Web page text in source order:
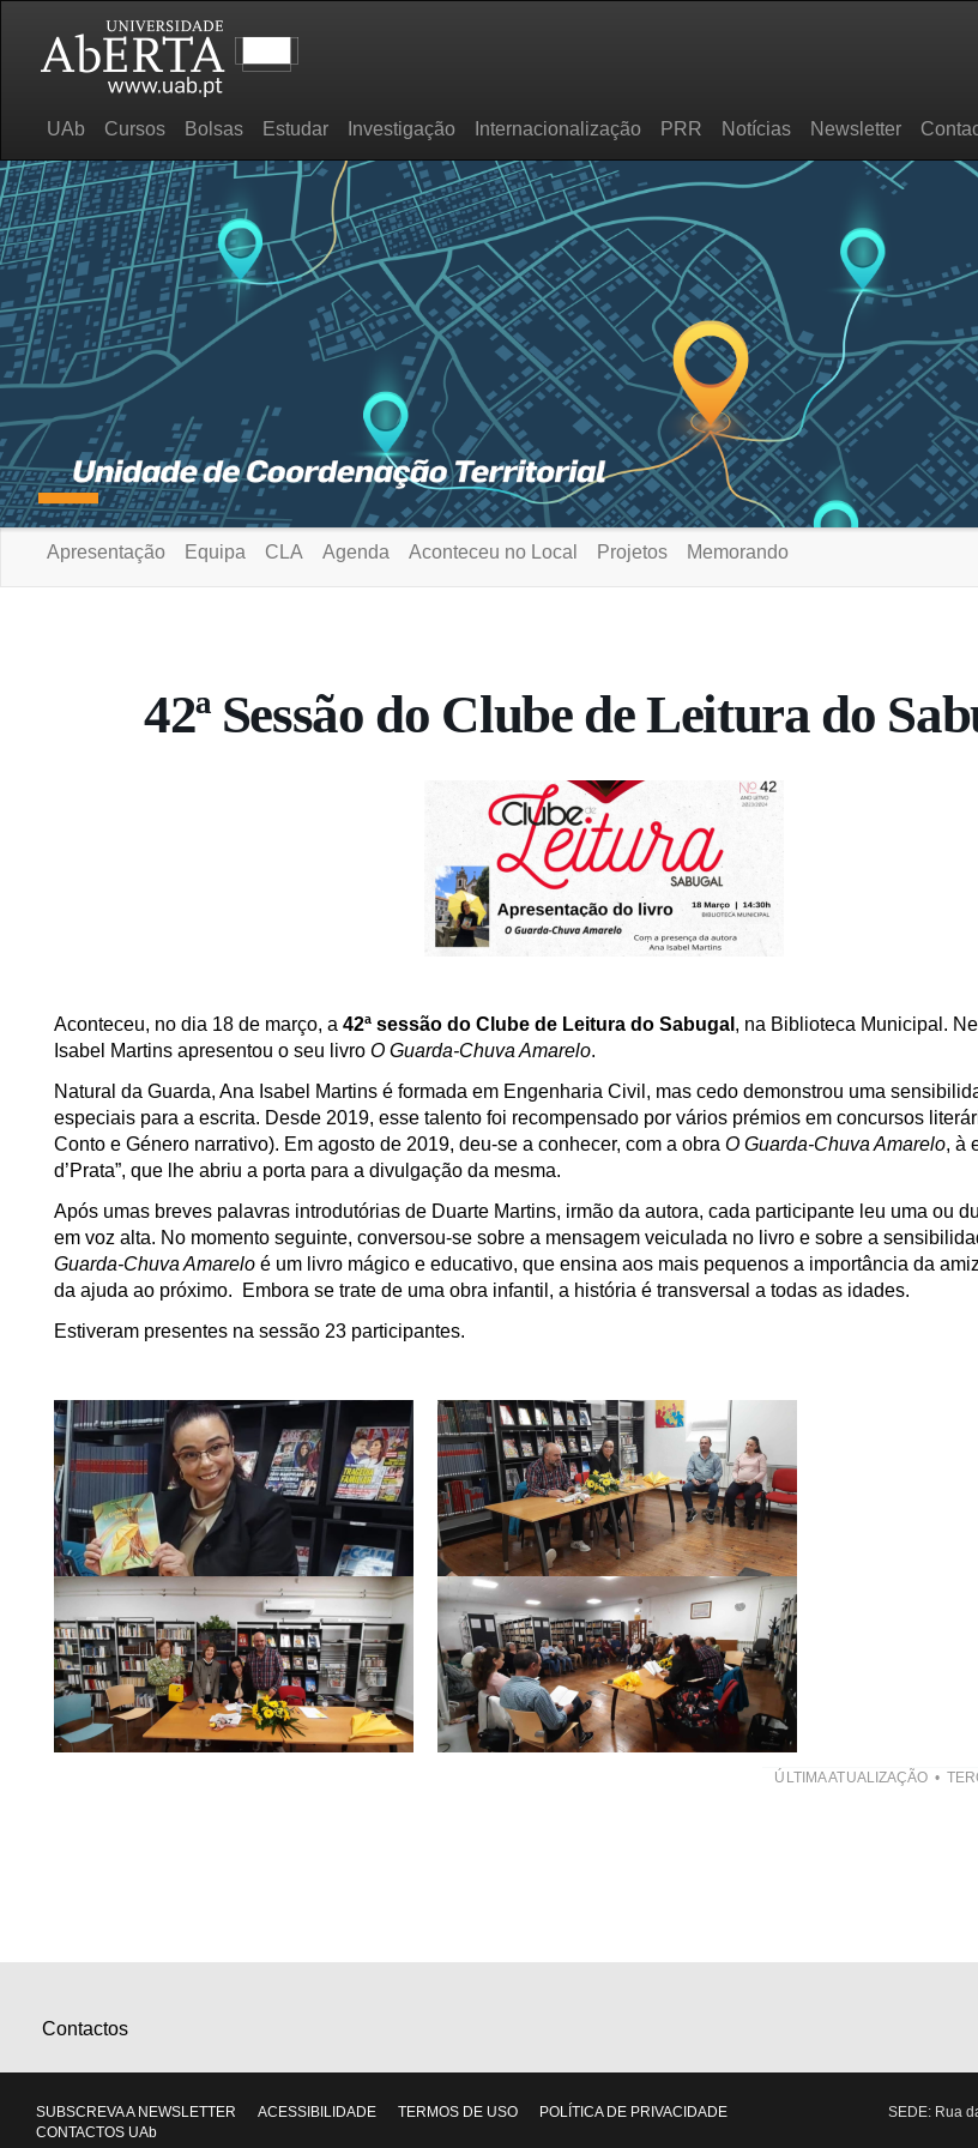
UAb Cursos Bolsas Estudar Investigação Internacionalização PRR Notícias Newsletter
Apresentação Equipa CLA Agenda Aconteceu no Local Projetos Memorando
42ª Sessão do Clube de Leitura do
Aconteceu, no dia 18 de março, a 42ª sessão do Clube de Leitura do Sabugal , na Biblioteca Municipal.
Isabel Martins apresentou o seu livro O Guarda-Chuva Amarelo.
Natural da Guarda, Ana Isabel Martins é formada em Engenharia Civil, mas cedo demonstrou uma
especiais para a escrita. Desde 2019, esse talento foi recompensado por vários prémios em concursos
Conto e Género narrativo). Em agosto de 2019, deu-se a conhecer, com a obra O Guarda-Chuva Amarelo, à
d’Prata”, que lhe abriu a porta para a divulgação da mesma.
Após umas breves palavras introdutórias de Duarte Martins, irmão da autora, cada participante leu uma ou
em voz alta. No momento seguinte, conversou-se sobre a mensagem veiculada no livro e sobre a
Guarda-Chuva Amarelo é um livro mágico e educativo, que ensina aos mais pequenos a importância da
da ajuda ao próximo. Embora se trate de uma obra infantil, a história é transversal a todas as idades.
Estiveram presentes na sessão 23 participantes.
ÚLTIMA ATUALIZAÇÃO
Contactos
SUBSCREVA A NEWSLETTER ACESSIBILIDADE TERMOS DE USO
POLÍTICA DE PRIVACIDADE
CONTACTOS UAb
SEDE: Rua